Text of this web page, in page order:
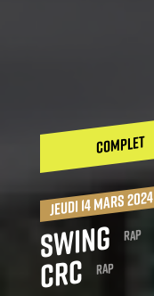
COMPLET
jeudi 14 mars 2024
Swing Rap
CRC Rap